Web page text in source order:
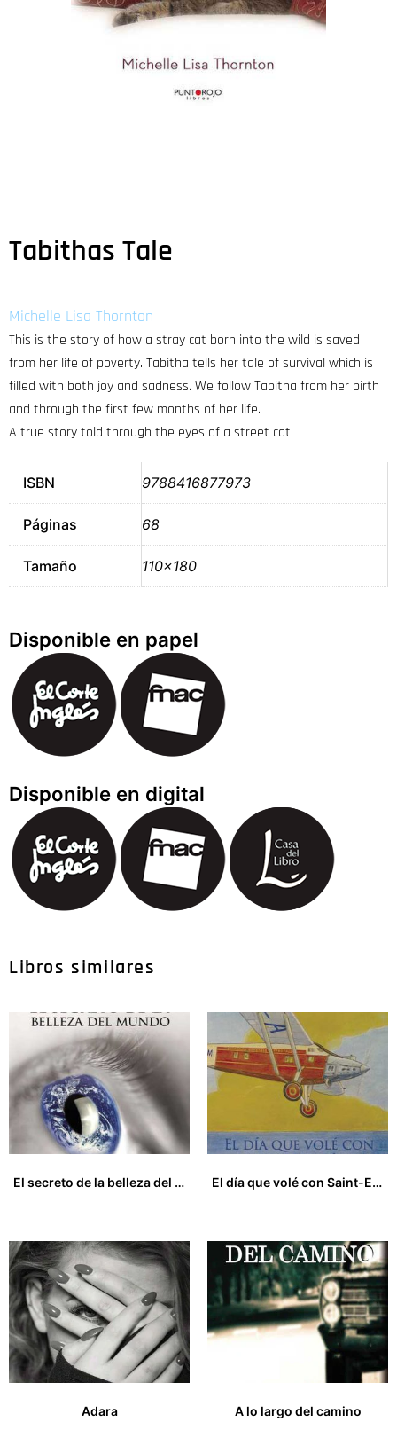
Tabithas Tale
Michelle Lisa Thornton
This is the story of how a stray cat born into the wild is saved
from her life of poverty. Tabitha tells her tale of survival which is
filled with both joy and sadness. We follow Tabitha from her birth
and through the first few months of her life.
A true story told through the eyes of a street cat.
ISBN 9788416877973
Páginas 68
Tamaño 110×180
Disponible en papel
Disponible en digital
Libros similares
El secreto de la belleza del mundo
El día que volé con Saint-Exupéry y otros cuentos de aviación
Adara
A lo largo del camino